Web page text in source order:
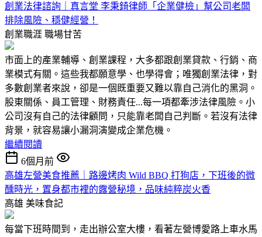
創業法律諮詢｜真言堂 李秉錡律師「企業健檢」幫公司老闆
排除風險、穩健經營！
創業職涯 職場甘苦
市面上的產業輔導、創業課程，大多都跟創業貸款、行銷、商
業模式有關。這些我都願意學、也學得會；唯獨創業法律，對
多數創業者來說，卻是一個既重要又難以靠自己消化的黑洞。
股東關係、員工管理、財務責任...每一項都牽涉法律風險。小
公司沒有自己的法律顧問，只能靠老闆自己判斷。若沒有法律
背景，就容易讓小漏洞演變成企業危機。
繼續閱讀
6個月前
高雄左營美食推薦｜路邊烤肉 Wild BBQ 打狗店，下班後的微
醺時光，置身都市裡的露營秘境，品味純粹炭火香
高雄 美味食記
每當下班時間到，走出辦公室大樓，看著左營博愛路上車水馬